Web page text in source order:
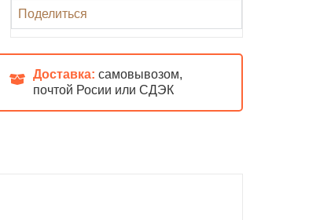
Поделиться
Доставка: самовывозом,
почтой Росии или СДЭК